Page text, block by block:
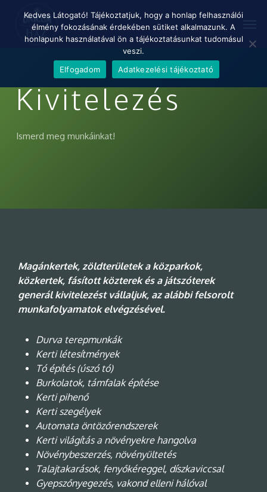
Kivitelezés
Ismerd meg munkáinkat!
Magánkertek, zöldterületek aközparkok,
közkertek, fásított közterek és a játszóterek
generál kivitelezést vállaljuk, az alábbi felsorolt
munkafolyamatok elvégzésével.
Durva terepmunkák
Kertilétesítmények
Tóépítés (úszó tó)
Burkolatok, támfalak építése
Kertipihenő
Kertiszegélyek
Automata öntözőrendszerek
Kertivilágítás a növényekre hangolva
Növénybeszerzés, növényültetés
Talajtakarások, fenyőkéreggel, díszkaviccsal
Gyepszőnyegezés, vakond elleni hálóval
Kedves Látogató! Tájékoztatjuk, hogy a honlap felhasználói
élmény fokozásának érdekében sütiket alkalmazunk. A
honlapunk használatával ön a tájékoztatásunkat tudomásul
veszi.
Elfogadom
Adatkezelési tájékoztató